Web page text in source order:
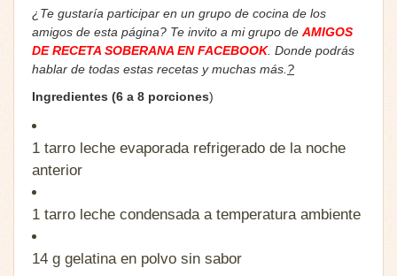
¿Te gustaría participar en un grupo de cocina de los
amigos de esta página? Te invito a mi grupo de AMIGOS
DE RECETA SOBERANA EN FACEBOOK. Donde podrás
hablar de todas estas recetas y muchas más. ?
Ingredientes (6 a 8 porciones)
1 tarro leche evaporada refrigerado de la noche
anterior
1 tarro leche condensada a temperatura ambiente
14 g gelatina en polvo sin sabor